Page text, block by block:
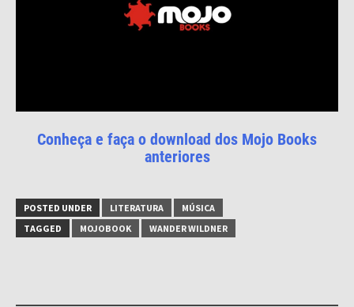
Conheça e faça o download dos Mojo Books
anteriores
POSTED UNDER LITERATURA
MÚSICA
TAGGED
MOJOBOOK WANDER WILDNER